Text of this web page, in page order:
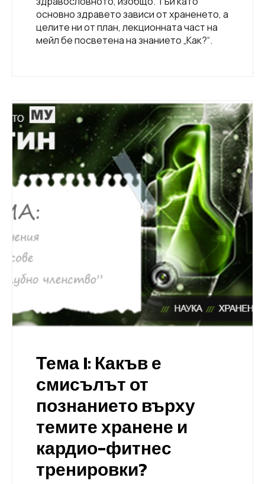
основно здравето зависи от храненето, а
целите ни от план, лекционната част на
мейл бе посветена на знанието „Как?“.
Тема I: Какъв е
смисълът от
познанието върху
темите хранене и
кардио-фитнес
тренировки?